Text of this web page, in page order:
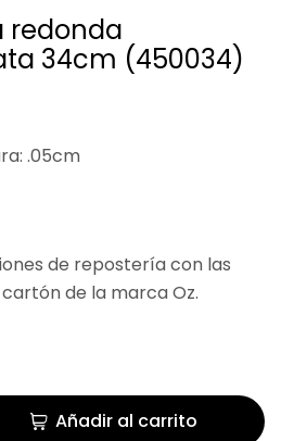
$ 25.88
$ 37.55
redonda
34cm (450034)
.05cm
de repostería con las
de la marca Oz.
Añadir al carrito